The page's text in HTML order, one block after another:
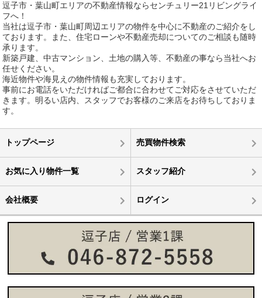
逗子市・葉山町エリアの不動産情報ならセンチュリー21リビングライ
フへ！
当社は逗子市・葉山町周辺エリアの物件を中心に不動産のご紹介をし
ております。また、住宅ローンや不動産売却についてのご相談も随時
承ります。
新築戸建、中古マンション、土地の購入等、不動産の事なら当社へお
任せください。
海近物件や海見えの物件情報も充実しております。
事前にお電話をいただければご都合に合わせてご対応をさせていただ
きます。明るい店内、スタッフでお客様のご来店をお待ちしておりま
す。
トップページ 売買物件検索
お気に入り物件一覧 スタッフ紹介
会社概要 ログイン